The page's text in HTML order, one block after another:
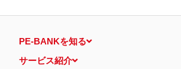
PE-BANKを知る
サービス紹介